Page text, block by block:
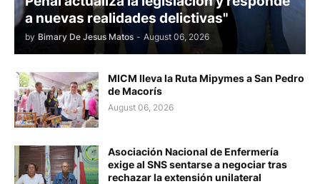
a nuevas realidades delictivas"
by Bimary De Jesus Matos - August 06, 2026
MICM lleva la Ruta Mipymes a San Pedro
de Macorís
August 06, 2026
Asociación Nacional de Enfermería
exige al SNS sentarse a negociar tras
rechazar la extensión unilateral